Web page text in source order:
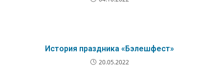
История праздника «Бэлешфест»
20.05.2022